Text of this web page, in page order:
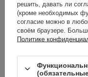
Другие
решить, давать ли
(кроме необходимых
согласие можно в
своём браузере.
Политике